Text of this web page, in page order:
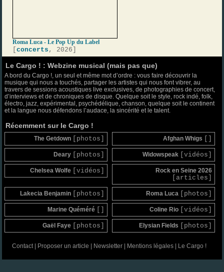
Roma Luca - Le Pop Up du Label
[concerts , 2026]
Le Cargo ! : Webzine musical (mais pas que)
A bord du Cargo !, un seul et même mot d’ordre : vous faire découvrir la
musique qui nous a touchés, partager les artistes qui nous font vibrer, au
travers de sessions acoustiques live exclusives, de photographies de concert,
d’interviews et de chroniques de disque. Quelque soit le style, rock indé, folk,
électro, jazz, expérimental, psychédélique, chanson, quelque soit le continent
et la langue nous défendons l’audace, la sincérité et le talent.
Récemment sur le Cargo !
The Getdown [photos] Afghan Whigs
Deary [photos] Widowspeak [vidéos]
Chelsea Wolfe [vidéos] Rock en Seine 2026
[articles]
Lakecia Benjamin [photos] Roma Luca [photos]
Marine Quéméré Coline Rio [vidéos]
Gaël Faye [photos] Elysian Fields [photos]
Contact| Proposer un article Newsletter| Mentions légales| Le Cargo !